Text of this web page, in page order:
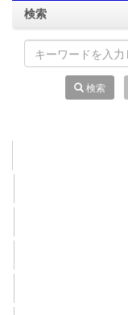
検索
検索